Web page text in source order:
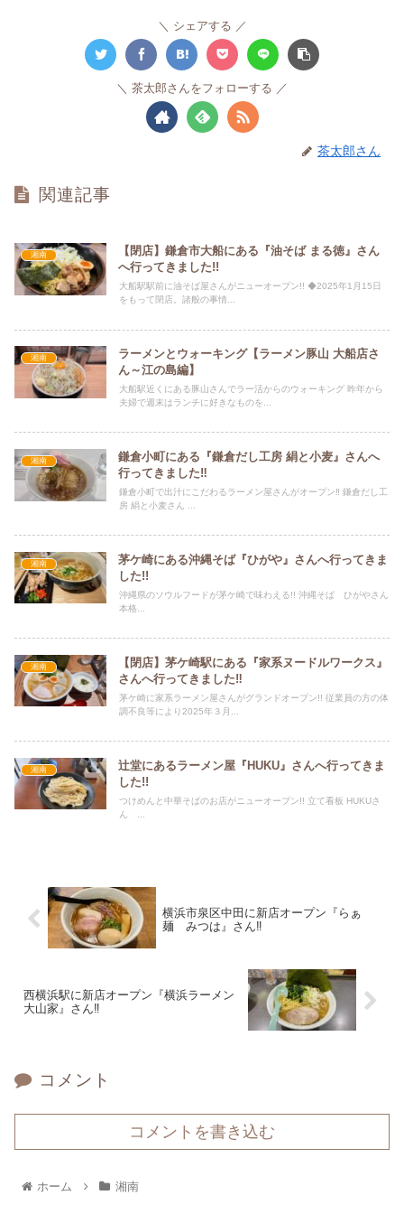
シェアする
茶太郎さんをフォローする
茶太郎さん
関連記事
湘南
【閉店】鎌倉市大船にある『油そば まる徳』さん
へ行ってきました!!
大船駅駅前に油そば屋さんがニューオープン!! ◆2025年1月15日
をもって閉店。諸般の事情...
湘南
ラーメンとウォーキング【ラーメン豚山 大船店さ
ん～江の島編】
大船駅近くにある豚山さんでラー活からのウォーキング 昨年から
夫婦で週末はランチに好きなものを...
湘南
鎌倉小町にある『鎌倉だし工房 絹と小麦』さんへ
行ってきました‼
鎌倉小町で出汁にこだわるラーメン屋さんがオープン‼ 鎌倉だし工
房 絹と小麦さん ...
湘南
茅ケ崎にある沖縄そば『ひがや』さんへ行ってきま
した!!
沖縄県のソウルフードが茅ケ崎で味わえる!! 沖縄そば ひがやさん
本格...
湘南
【閉店】茅ケ崎駅にある『家系ヌードルワークス』
さんへ行ってきました‼
茅ケ崎に家系ラーメン屋さんがグランドオープン!! 従業員の方の体
調不良等により2025年３月...
湘南
辻堂にあるラーメン屋『HUKU』さんへ行ってきま
した!!
つけめんと中華そばのお店がニューオープン!! 立て看板 HUKUさ
ん ...
横浜市泉区中田に新店オープン『らぁ
麺 みつは』さん‼
西横浜駅に新店オープン『横浜ラーメン
大山家』さん‼
コメント
コメントを書き込む
ホーム 湘南